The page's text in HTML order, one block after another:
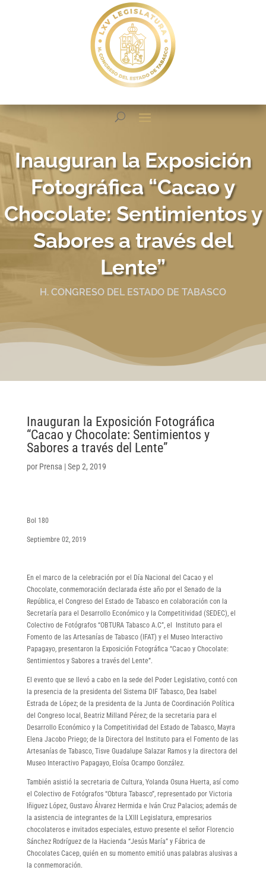
Inauguran la Exposición
Fotográfica “Cacao y
Chocolate: Sentimientos y
Sabores a través del
Lente”
H. CONGRESO DEL ESTADO DE TABASCO
Inauguran la Exposición Fotográfica
“Cacao y Chocolate: Sentimientos y
Sabores a través del Lente”
por Prensa |Sep 2, 2019
Bol 180
Septiembre 02, 2019
En el marco de la celebración por el Día Nacional del Cacao y el
Chocolate, conmemoración declarada éste año por el Senado de la
República, el Congreso del Estado de Tabasco en colaboración con la
Secretaría para el Desarrollo Económico y la Competitividad (SEDEC), el
Colectivo de Fotógrafos “OBTURA Tabasco A.C”, el Instituto para el
Fomento de las Artesanías de Tabasco (IFAT) y el Museo Interactivo
Papagayo, presentaron la Exposición Fotográfica “Cacao y Chocolate:
Sentimientos y Sabores a través del Lente”.
El evento que se llevó a cabo en la sede del Poder Legislativo, contó con
la presencia de la presidenta del Sistema DIF Tabasco, Dea Isabel
Estrada de López; de la presidenta de la Junta de Coordinación Política
del Congreso local, Beatriz Milland Pérez; de la secretaria para el
Desarrollo Económico y la Competitividad del Estado de Tabasco, Mayra
Elena Jacobo Priego; de la Directora del Instituto para el Fomento de las
Artesanías de Tabasco, Tisve Guadalupe Salazar Ramos y la directora del
Museo Interactivo Papagayo, Eloísa Ocampo González.
También asistió la secretaria de Cultura, Yolanda Osuna Huerta, así como
el Colectivo de Fotógrafos “Obtura Tabasco”, representado por Victoria
Iñiguez López, Gustavo Álvarez Hermida e Iván Cruz Palacios; además de
la asistencia de integrantes de la LXIII Legislatura, empresarios
chocolateros e invitados especiales, estuvo presente el señor Florencio
Sánchez Rodríguez de la Hacienda “Jesús María” y Fábrica de
Chocolates Cacep, quién en su momento emitió unas palabras alusivas a
la conmemoración.